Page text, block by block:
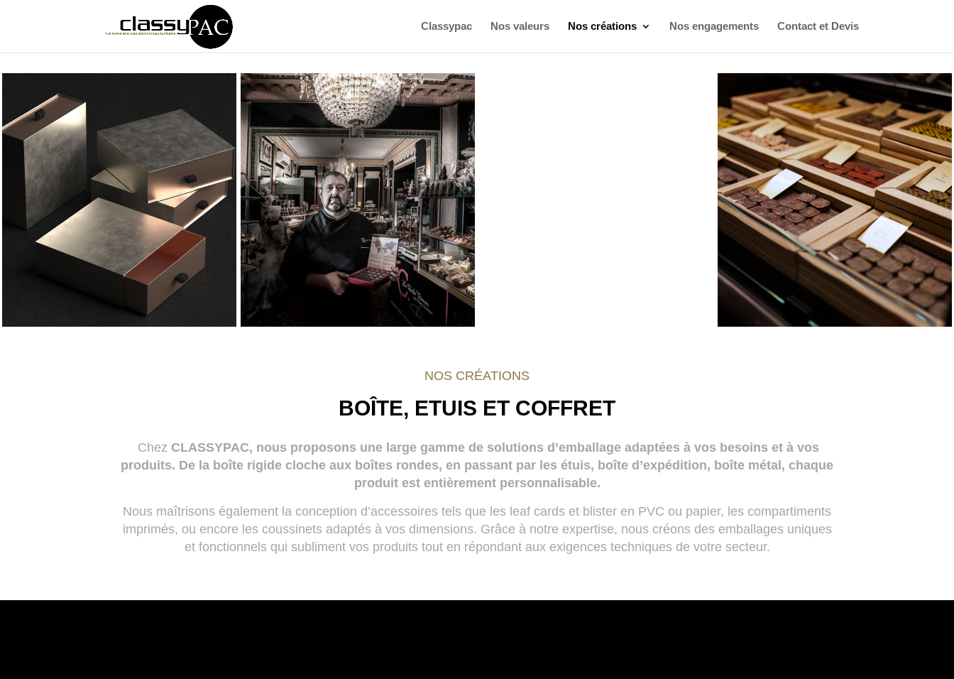
Classypac Nos valeurs Nos créations Nos engagements Contact et Devis
NOS CRÉATIONS
BOÎTE, ETUIS ET COFFRET
Chez CLASSYPAC, nous proposons une large gamme de solutions d’emballage adaptées à vos besoins et à vos
produits. De la boîte rigide cloche aux boîtes rondes, en passant par les étuis, boîte d’expédition, boîte métal, chaque
produit est entièrement personnalisable.
Nous maîtrisons également la conception d’accessoires tels que les leaf cards et blister en PVC ou papier, les compartiments
imprimés, ou encore les coussinets adaptés à vos dimensions. Grâce à notre expertise, nous créons des emballages uniques
et fonctionnels qui subliment vos produits tout en répondant aux exigences techniques de votre secteur.